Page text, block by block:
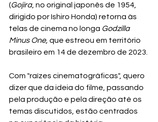
(Gojira, no original japonês de 1954,
dirigido por Ishiro Honda) retorna às
telas de cinema no longa Godzilla
Minus One, que estreou em território
brasileiro em 14 de dezembro de 2023.
Com "raízes cinematográficas", quero
dizer que da ideia do filme, passando
pela produção e pela direção até os
temas discutidos, estão centrados